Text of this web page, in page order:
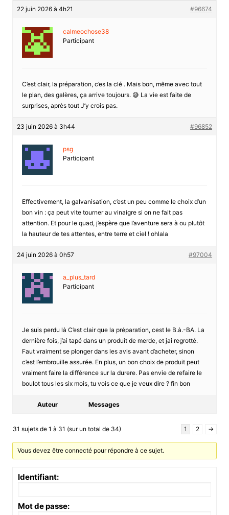
22 juin 2026 à 4h21 #96674
calmeochose38
Participant
C’est clair, la préparation, c’es la clé . Mais bon, même avec tout
le plan, des galères, ça arrive toujours. 😅 La vie est faite de
surprises, après tout J’y crois pas.
23 juin 2026 à 3h44 #96852
psg
Participant
Effectivement, la galvanisation, c’est un peu comme le choix d’un
bon vin : ça peut vite tourner au vinaigre si on ne fait pas
attention. Et pour le quad, j’espère que l’aventure sera à ou plutôt
la hauteur de tes attentes, entre terre et ciel ! ohlala
24 juin 2026 à 0h57 #97004
a_plus_tard
Participant
Je suis perdu là C’est clair que la préparation, cest le B.à.-BA. La
dernière fois, j’ai tapé dans un produit de merde, et jai regrotté.
Faut vraiment se plonger dans les avis avant d’acheter, sinon
c’est l’embrouille assurée. En plus, un bon choix de produit peut
vraiment faire la différence sur la durere. Pas envie de refaire le
boulot tous les six mois, tu vois ce que je veux dire ? fin bon
Auteur Messages
31 sujets de 1 à 31 (sur un total de 34) 1 2 →
Vous devez être connecté pour répondre à ce sujet.
Identifiant:
Mot de passe: